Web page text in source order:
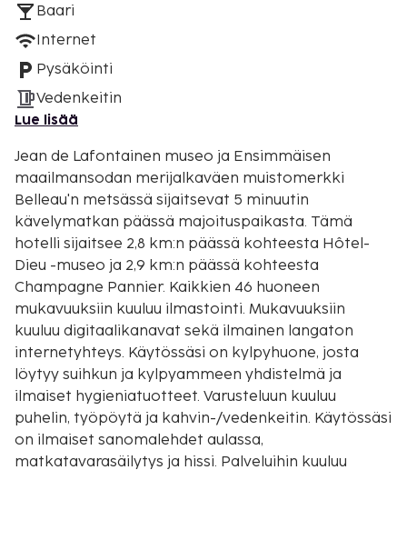
Baari
Internet
Pysäköinti
Vedenkeitin
Lue lisää
Jean de Lafontainen museo ja Ensimmäisen
maailmansodan merijalkaväen muistomerkki
Belleau'n metsässä sijaitsevat 5 minuutin
kävelymatkan päässä majoituspaikasta. Tämä
hotelli sijaitsee 2,8 km:n päässä kohteesta Hôtel-
Dieu -museo ja 2,9 km:n päässä kohteesta
Champagne Pannier. Kaikkien 46 huoneen
mukavuuksiin kuuluu ilmastointi. Mukavuuksiin
kuuluu digitaalikanavat sekä ilmainen langaton
internetyhteys. Käytössäsi on kylpyhuone, josta
löytyy suihkun ja kylpyammeen yhdistelmä ja
ilmaiset hygieniatuotteet. Varusteluun kuuluu
puhelin, työpöytä ja kahvin-/vedenkeitin. Käytössäsi
on ilmaiset sanomalehdet aulassa,
matkatavarasäilytys ja hissi. Palveluihin kuuluu